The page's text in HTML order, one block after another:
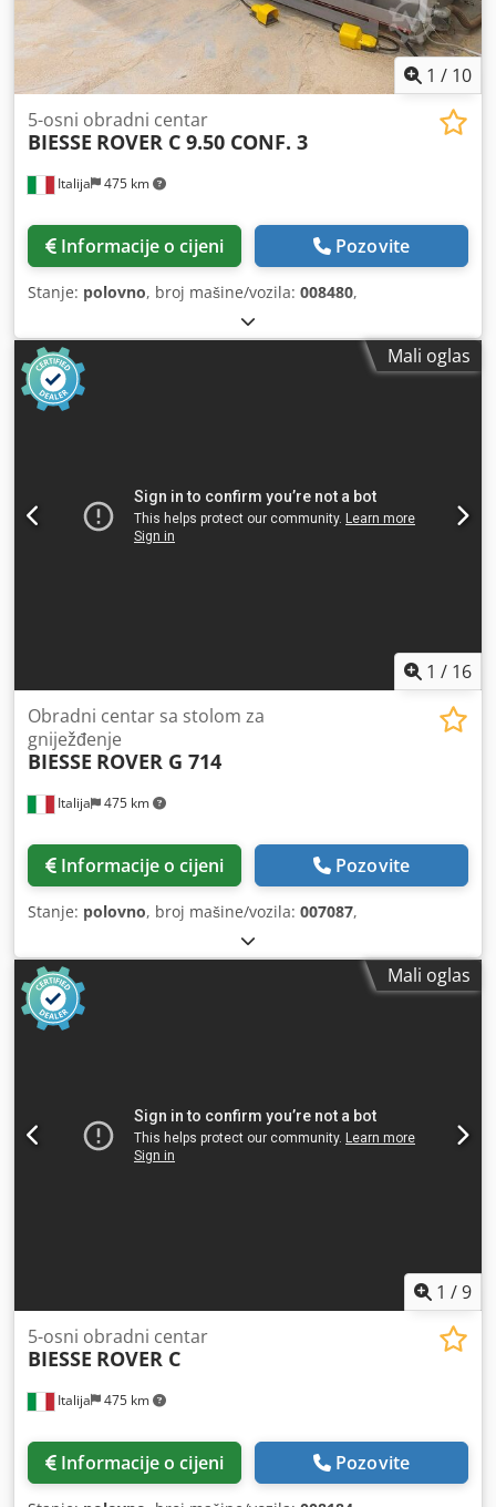
1 / 10
Italija 475 km
5-osni obradni centar
BIESSE ROVER C 9.50 CONF. 3
Informacije o cijeni Pozovite
Stanje: polovno, broj mašine/vozila: 008480,
Mali oglas
1 / 16
Italija 475 km
Obradni centar sa stolom za
gniježđenje
BIESSE ROVER G 714
Informacije o cijeni Pozovite
Stanje: polovno, broj mašine/vozila: 007087,
Mali oglas
1 /9
Italija 475 km
5-osni obradni centar
BIESSE ROVER C
Informacije o cijeni Pozovite